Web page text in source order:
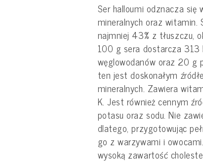
Ser halloumi odznacza się
mineralnych oraz witamin.
najmniej 43% z tłuszczu,
100 g sera dostarcza
węglowodanów oraz 20 g
ten jest doskonałym
mineralnych. Zawiera
K. Jest również cennym
potasu oraz sodu. Nie
dlatego, przygotowując
go z warzywami i
wysoką zawartość